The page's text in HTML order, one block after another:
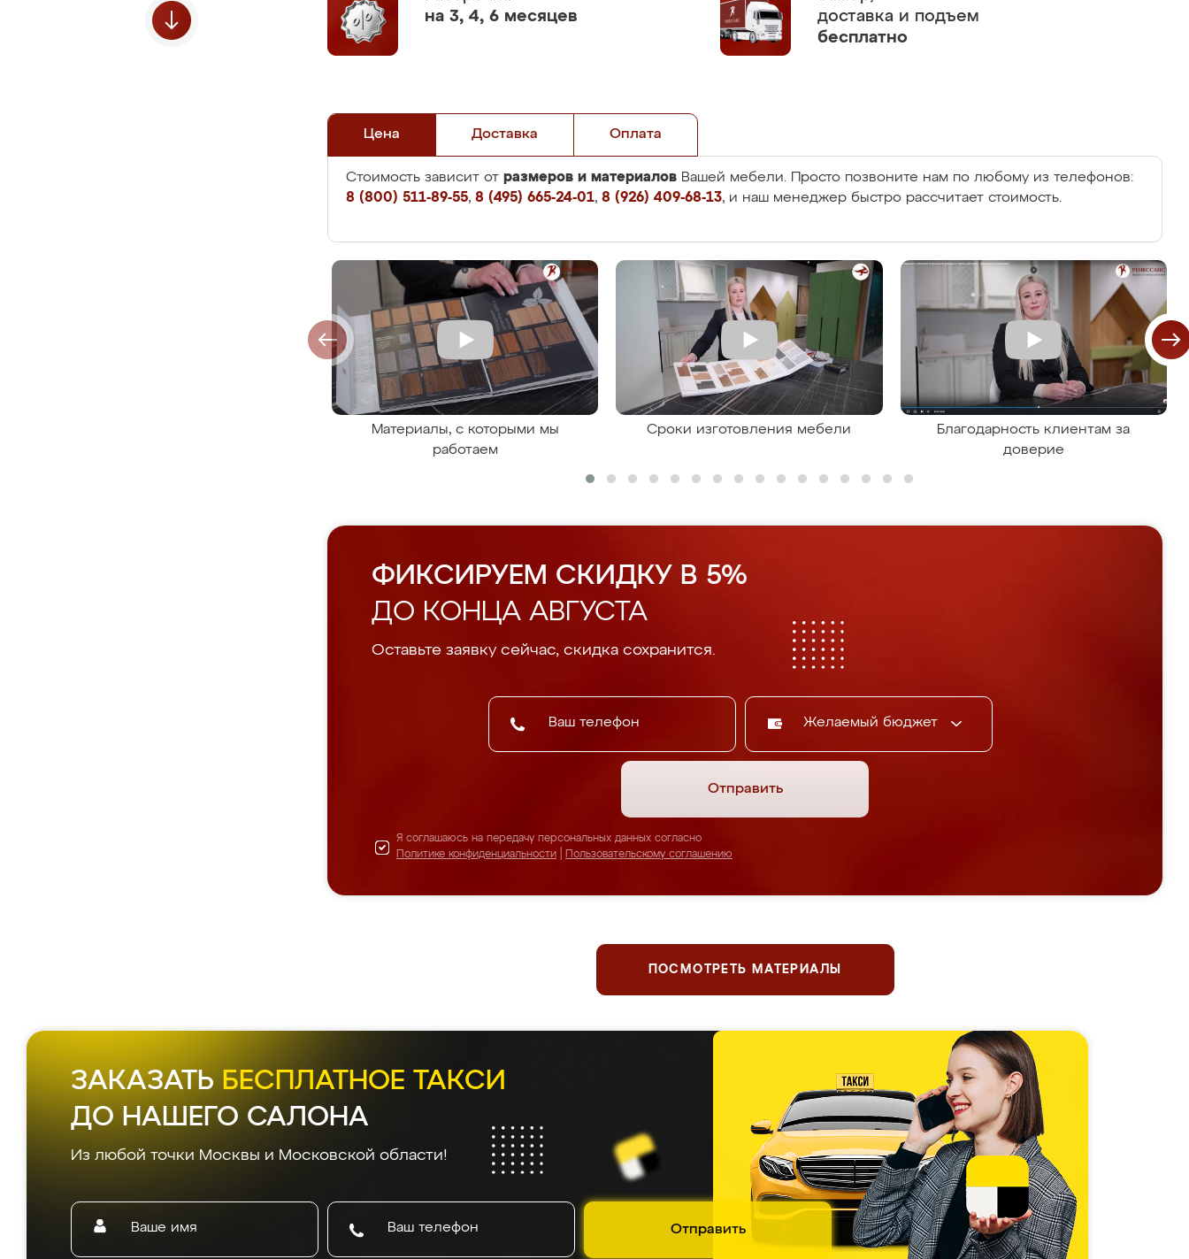
на 3, 4, 6 месяцев
доставка и подъем
бесплатно
Цена Доставка Оплата
Стоимость зависит от размеров и материалов Вашей мебели. Просто позвоните нам по любому из телефонов:
8 (800) 511-89-55, 8 (495) 665-24-01, 8 (926) 409-68-13, и наш менеджер быстро рассчитает стоимость.
Материалы, с которыми мы
работаем
Сроки изготовления мебели
Благодарность клиентам за
доверие
ФИКСИРУЕМ СКИДКУ В 5%
ДО КОНЦА АВГУСТА
Оставьте заявку сейчас, скидка сохранится.
Желаемый бюджет
Отправить
Я соглашаюсь на передачу персональных данных согласно
Политике конфиденциальности
Пользовательскому соглашению
ПОСМОТРЕТЬ МАТЕРИАЛЫ
ЗАКАЗАТЬ БЕСПЛАТНОЕ ТАКСИ
ДО НАШЕГО САЛОНА
Из любой точки Москвы и Московской области!
Отправить